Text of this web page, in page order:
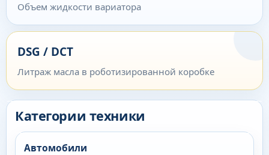
Объем жидкости вариатора
DSG / DCT
Литраж масла в роботизированной коробке
Категории техники
Автомобили